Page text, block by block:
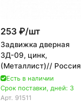
253 ₽/шт
Задвижка дверная
ЗД-09, цинк,
(Металлист)// Россия
Есть в наличии
Срок поставки, дней: 3
Арт. 91511